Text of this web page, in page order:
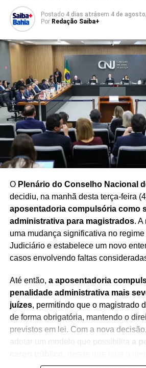
de voto dos possíveis candidatos.
O cenário político segue em
especialistas destacam queas
podem variar ao longo do
influenciadas por fatores
partidárias e acontecimentos do
Redação Saiba+
Postado 4 dias atrásem 4 de
Por Redação Saiba+
O Plenário do Conselho Nacional
decidiu, na manhã desta terça-feira
aposentadoria compulsória como
administrativa para magistrados. A
uma mudança significativa no
Judiciário e estabelece um novo
casos envolvendo faltas
Até então, a aposentadoria
penalidade administrativa mais
juízes, permitindo que o magistrado
de forma obrigatória, mantendo o
previstos em lei. Com a nova
adotar um modelo que possibilita
a
observância das regras